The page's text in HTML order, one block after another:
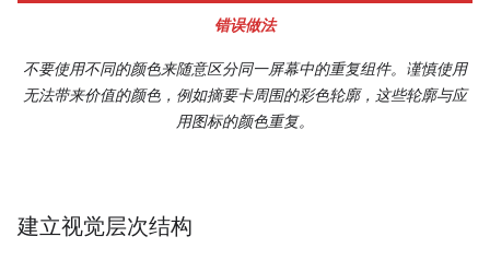
错误做法
不要使用不同的颜色来随意区分同一屏幕中的重复组件。谨慎使用
无法带来价值的颜色，例如摘要卡周围的彩色轮廓，这些轮廓与应
用图标的颜色重复。
建立视觉层次结构